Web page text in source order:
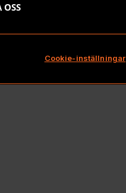
OSS
förbehållna.
Cookie-inställningar